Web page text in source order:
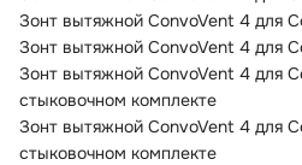
Зонт вытяжной ConvoVent 4 для
Зонт вытяжной ConvoVent 4 для
Зонт вытяжной ConvoVent 4 для
стыковочном комплекте
Зонт вытяжной ConvoVent 4 для
стыковочном комплекте